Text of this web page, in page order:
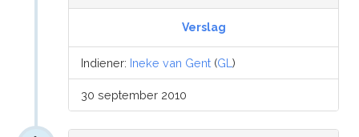
Verslag
Indiener: Ineke van Gent (GL)
30 september 2010